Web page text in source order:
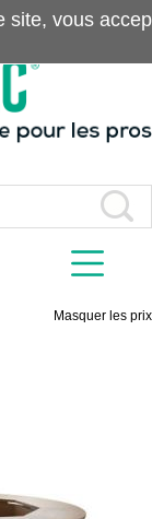
Masquer les prix
vous